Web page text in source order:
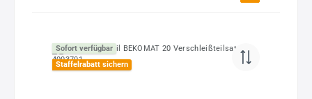
Sofort verfügbar
Staffelrabatt sichern